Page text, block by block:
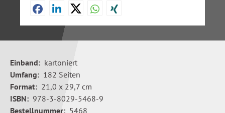
Einband: kartoniert
Umfang: 182 Seiten
Format: 21,0 x 29,7 cm
ISBN: 978-3-8029-5468-9
Bestellnummer: 5468